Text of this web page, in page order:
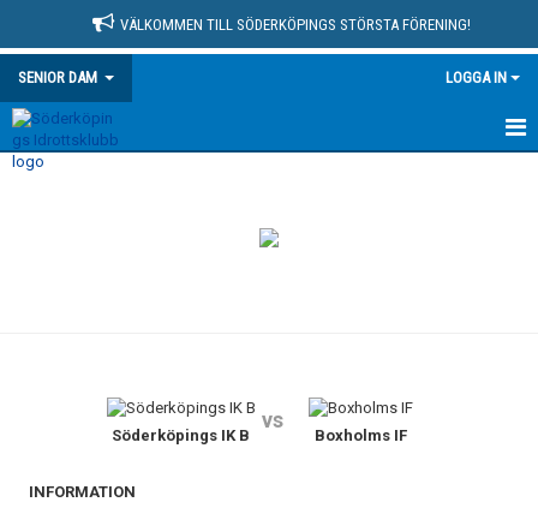
VÄLKOMMEN TILL SÖDERKÖPINGS STÖRSTA FÖRENING!
SENIOR DAM LOGGA IN
HEM
KONTAKT
Söderköpings IK B
vs
Boxholms IF
INFORMATION